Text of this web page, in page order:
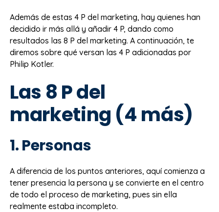
Además de estas 4 P del marketing, hay quienes han
decidido ir más allá y añadir 4 P, dando como
resultados las 8 P del marketing. A continuación, te
diremos sobre qué versan las 4 P adicionadas por
Philip Kotler.
Las 8 P del
marketing (4 más)
1. Personas
A diferencia de los puntos anteriores, aquí comienza a
tener presencia la persona y se convierte en el centro
de todo el proceso de marketing, pues sin ella
realmente estaba incompleto.